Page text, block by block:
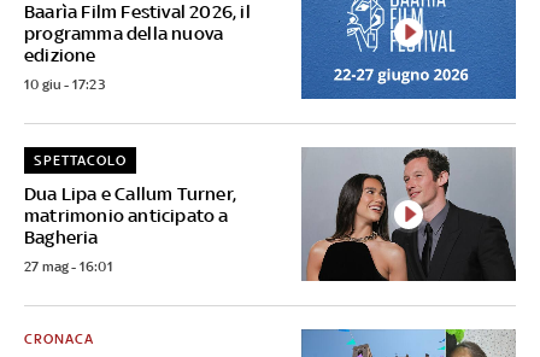
Baarìa Film Festival 2026, il
programma della nuova
edizione
10 giu - 17:23
Dua Lipa e Callum Turner,
matrimonio anticipato a
Bagheria
SPETTACOLO
27 mag - 16:01
CRONACA